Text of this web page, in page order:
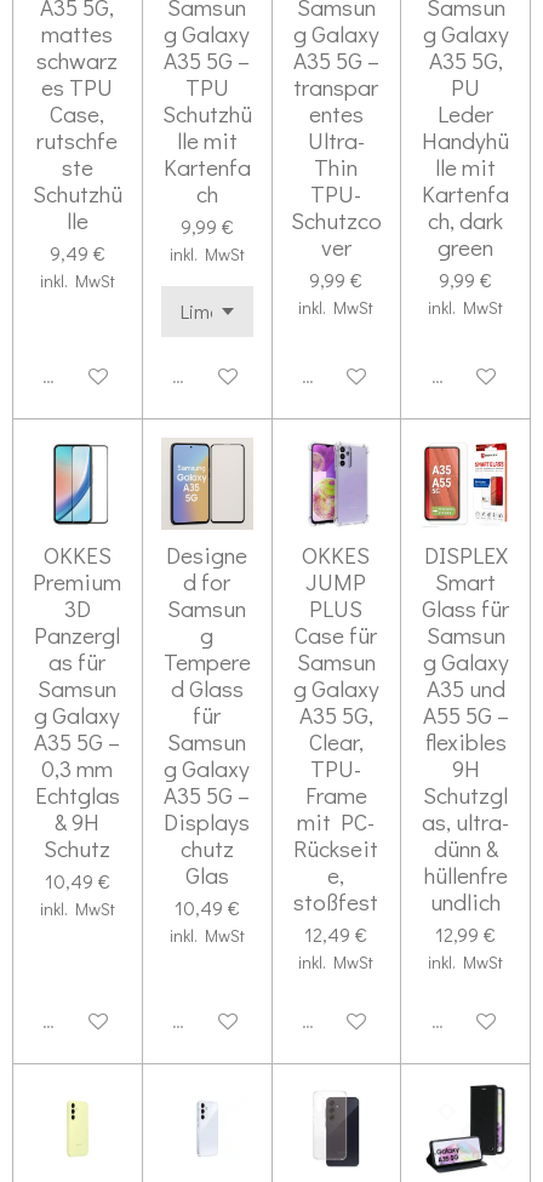
A35 5G,
mattes
schwarz
es TPU
Case,
rutschfe
ste
Schutzhü
lle
9,49 €
inkl. MwSt
Deaktiviert
Samsun
g Galaxy
A35 5G –
TPU
Schutzhü
lle mit
Kartenfa
ch
9,99 €
inkl. MwSt
Deaktiviert
Samsun
g Galaxy
A35 5G –
transpar
entes
Ultra-
Thin
TPU-
Schutzco
ver
9,99 €
inkl. MwSt
Deaktiviert
Samsun
g Galaxy
A35 5G,
PU
Leder
Handyhü
lle mit
Kartenfa
ch, dark
green
9,99 €
inkl. MwSt
Deaktiviert
OKKES
Premium
3D
Panzergl
as für
Samsun
g Galaxy
A35 5G –
0,3 mm
Echtglas
& 9H
Schutz
10,49 €
inkl. MwSt
Deaktiviert
Designe
d for
Samsun
g
Tempere
d Glass
für
Samsun
g Galaxy
A35 5G –
Displays
chutz
Glas
10,49 €
inkl. MwSt
Deaktiviert
OKKES
JUMP
PLUS
Case für
Samsun
g Galaxy
A35 5G,
Clear,
TPU-
Frame
mit PC-
Rückseit
e,
stoßfest
12,49 €
inkl. MwSt
Deaktiviert
DISPLEX
Smart
Glass für
Samsun
g Galaxy
A35 und
A55 5G –
flexibles
9H
Schutzgl
as, ultra-
dünn &
hüllenfre
undlich
12,99 €
inkl. MwSt
Deaktiviert